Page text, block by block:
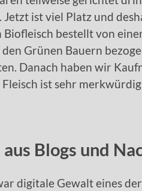
Jetzt ist viel Platz und
Biofleisch bestellt von
Grünen Bauern
Danach haben wir
ist sehr
Blogs und
digitale Gewalt eines